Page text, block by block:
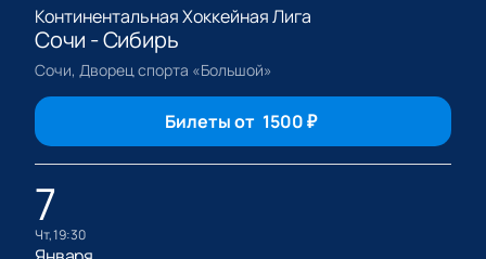
Континентальная Хоккейная Лига
Сочи - Сибирь
Сочи, Дворец спорта «Большой»
Билеты от 1500₽
7
чт, 19:30